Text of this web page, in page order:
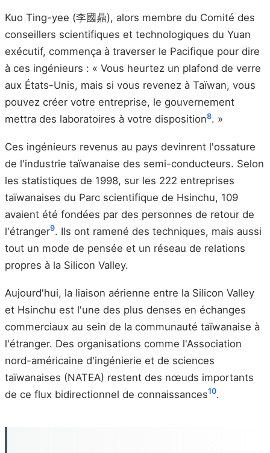
Kuo Ting-yee (李國鼎), alors membre du Comité des
conseillers scientifiques et technologiques du Yuan
exécutif, commença à traverser le Pacifique pour dire
à ces ingénieurs : « Vous heurtez un plafond de verre
aux États-Unis, mais si vous revenez à Taïwan, vous
pouvez créer votre entreprise, le gouvernement
mettra des laboratoires à votre disposition8. »
Ces ingénieurs revenus au pays devinrent l'ossature
de l'industrie taïwanaise des semi-conducteurs. Selon
les statistiques de 1998, sur les 222 entreprises
taïwanaises du Parc scientifique de Hsinchu, 109
avaient été fondées par des personnes de retour de
l'étranger9. Ils ont ramené des techniques, mais aussi
tout un mode de pensée et un réseau de relations
propres à la Silicon Valley.
Aujourd'hui, la liaison aérienne entre la Silicon Valley
et Hsinchu est l'une des plus denses en échanges
commerciaux au sein de la communauté taïwanaise à
l'étranger. Des organisations comme l'Association
nord-américaine d'ingénierie et de sciences
taïwanaises (NATEA) restent des nœuds importants
de ce flux bidirectionnel de connaissances10.